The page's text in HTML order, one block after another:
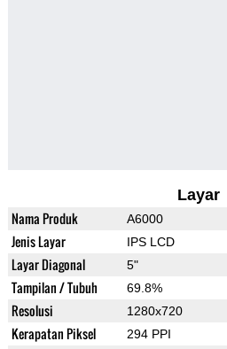
Layar
Nama Produk A6000
Jenis Layar IPS LCD
Layar Diagonal 5"
Tampilan / Tubuh 69.8%
Resolusi 1280x720
Kerapatan Piksel 294 PPI